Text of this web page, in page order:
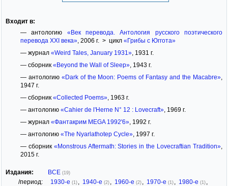
Входит в:
— антологию «Век перевода. Антология русского поэтического
перевода XXI века», 2006 г. > цикл «Грибы с Юггота»
— журнал «Weird Tales, January 1931», 1931 г.
— сборник «Beyond the Wall of Sleep», 1943 г.
— антологию «Dark of the Moon: Poems of Fantasy and the Macabre»
1947 г.
— сборник «Collected Poems», 1963 г.
— антологию «Cahier de l'Herne N° 12 : Lovecraft», 1969 г.
— журнал «Фантакрим MEGA 1992'6», 1992 г.
— антологию «The Nyarlathotep Cycle», 1997 г.
— сборник «Monstrous Aftermath: Stories in the Lovecraftian Tradition»
2015 г.
Издания: ВСЕ (19)
/период: 1930-е (1) 1940-е (2) 1960-е (2) 1970-е (1) 1980-е (1)